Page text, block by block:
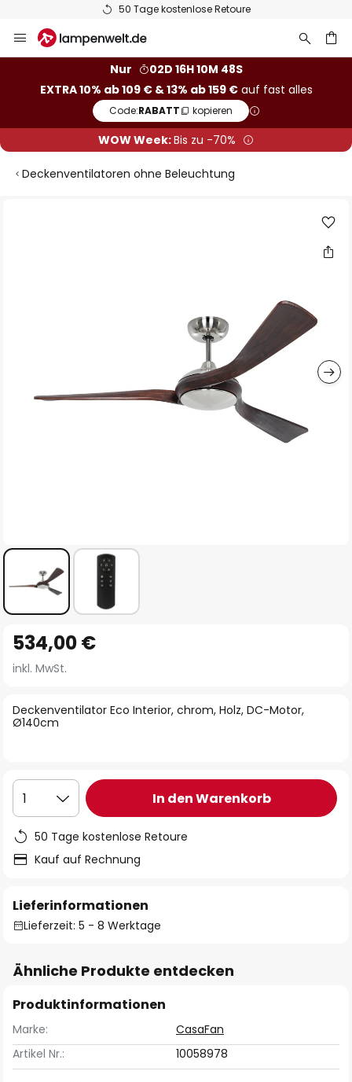
50 Tage kostenlose Retoure
Inhalt
Nur
02D 16H 10M 48S
EXTRA 10% ab 109 € & 13% ab 159 €auf fast alles
Code:RABATT kopieren
WOW Week:Bis zu -70%
Deckenventilatoren ohne Beleuchtung
Anfang
der
springen
Deckenventilator Eco Interior, chrom, Holz, DC-Motor,
Ø140cm
534,00 €
inkl. MwSt.
1 In den Warenkorb
50 Tage kostenlose Retoure
Kauf auf Rechnung
Lieferinformationen
Lieferzeit: 5 - 8 Werktage
Ähnliche Produkte entdecken
Produktinformationen
Marke:
CasaFan
Artikel Nr.:
10058978